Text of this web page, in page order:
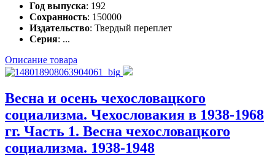
Год выпуска: 192
Сохранность: 150000
Издательство: Твердый переплет
Серия: ...
Описание товара
Весна и осень чехословацкого
социализма. Чехословакия в 1938-1968
гг. Часть 1. Весна чехословацкого
социализма. 1938-1948